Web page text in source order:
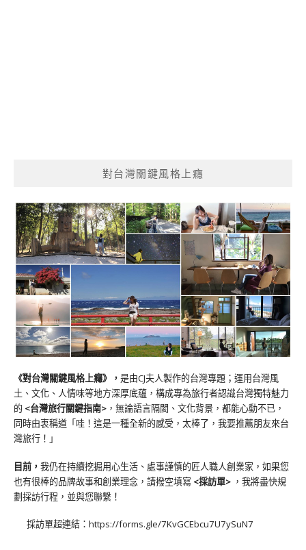
對台灣關鍵風格上癮
《對台灣關鍵風格上癮》 ， 是由CJ夫人製作的台灣專題；運用台灣風
土、文化、人情味等地方深厚底蘊，構成專為旅行者認識台灣獨特魅力
的 <台灣旅行關鍵指南> ，無論語言隔閡、文化背景，都能心動不已，
同時由衷稱道「哇！這是一種全新的感受，太棒了，我要推薦朋友來台
灣旅行！」
目前， 我仍在持續挖掘用心生活、處事謹慎的匠人職人創業家，如果您
也有很棒的品牌故事和創業理念，請撥空填寫 <採訪單> ，我將盡快規
劃採訪行程，並與您聯繫！
採訪單超連結： https://forms.gle/7KvGCEbcu7U7ySuN7